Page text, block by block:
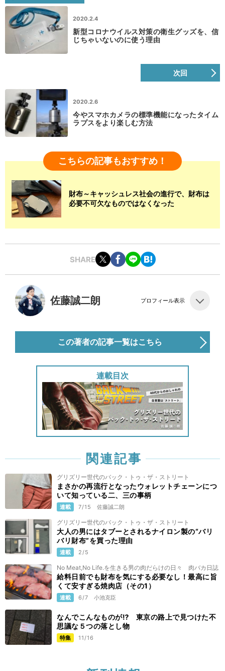
2020.2.4
新型コロナウイルス対策の衛生グッズを、信
じちゃいないのに使う理由
次回
2020.2.6
今やスマホカメラの標準機能になったタイム
ラプスをより楽しむ方法
こちらの記事もおすすめ！
財布～キャッシュレス社会の進行で、財布は
必要不可欠なものではなくなった
SHARE
佐藤誠二朗 プロフィール表示
この著者の記事一覧はこちら
連載目次
関連記事
グリズリー世代のバック・トゥ・ザ・ストリート
まさかの再流行となったウォレットチェーンにつ
いて知っている二、三の事柄
連載 7/15 佐藤誠二朗
グリズリー世代のバック・トゥ・ザ・ストリート
大人の男にはタブーとされるナイロン製の“バリ
バリ財布”を買った理由
連載 2/5
No Meat,No Life.を生きる男の肉だらけの日々 肉バカ日誌
給料日前でも財布を気にする必要なし！最高に旨
くて安すぎる焼肉店（その1）
連載 6/7 小池克臣
なんでこんなものが⁉ 東京の路上で見つけた不
思議な５つの落とし物
特集 11/16